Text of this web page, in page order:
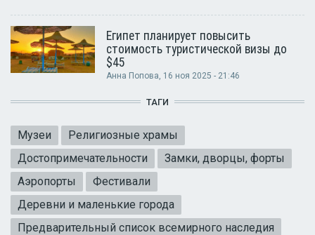
Египет планирует повысить
стоимость туристической визы до
$45
Анна Попова, 16 ноя 2025 - 21:46
ТАГИ
Музеи
Религиозные храмы
Достопримечательности
Замки, дворцы, форты
Аэропорты
Фестивали
Деревни и маленькие города
Предварительный список всемирного наследия